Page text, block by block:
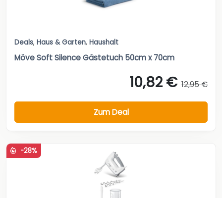
Deals, Haus & Garten, Haushalt
Möve Soft Silence Gästetuch 50cm x 70cm
10,82 € 12,95 €
Zum Deal
-28%